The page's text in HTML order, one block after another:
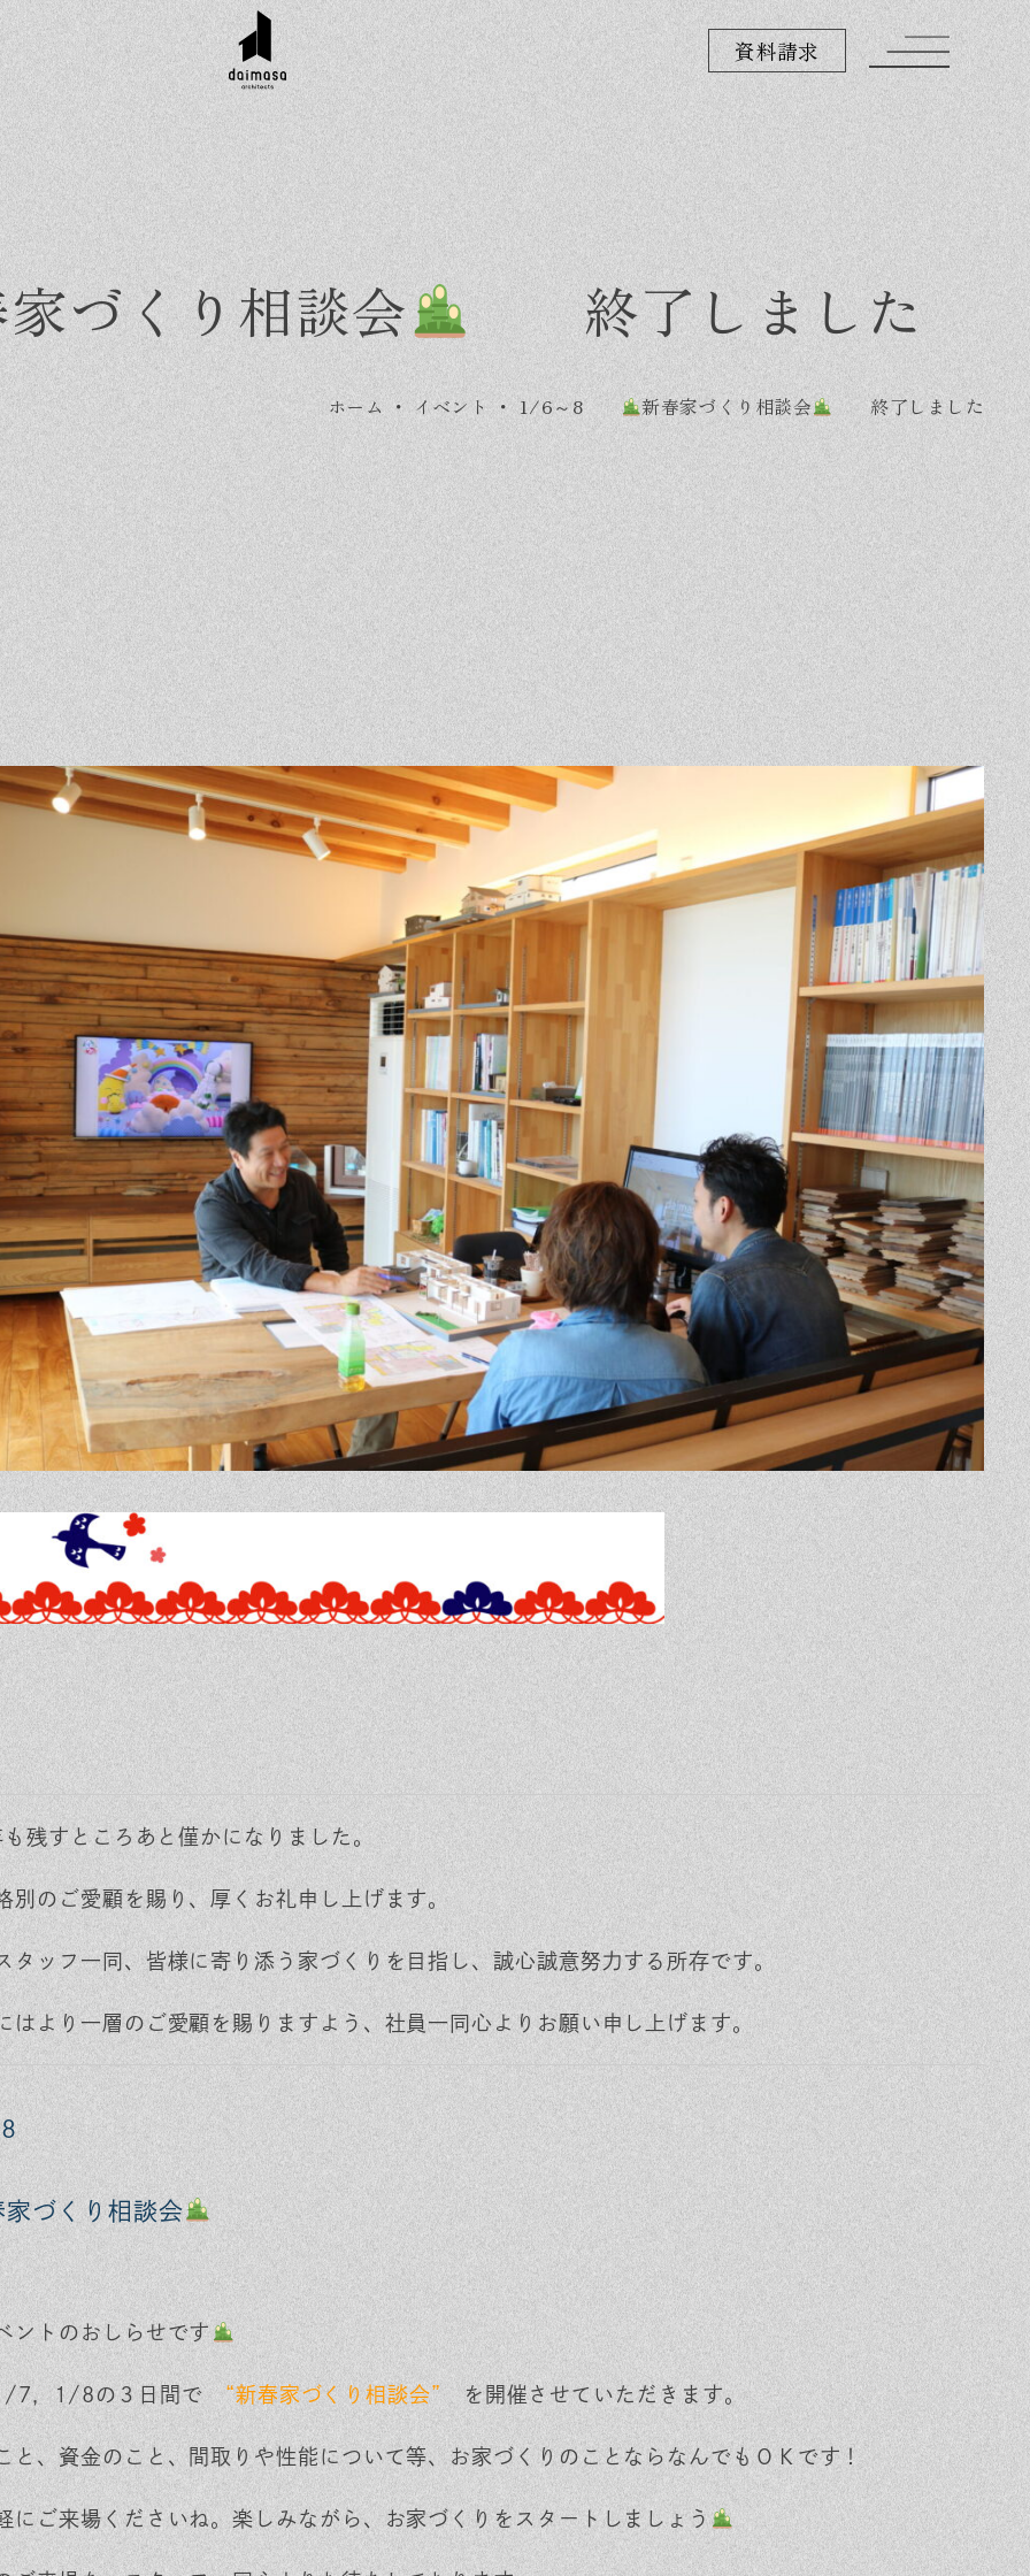
資料請求
づくり相談会 終了しました
ホーム・イベント・1/6～8 新春家づくり相談会 終了しました
残すところあと僅かになりました。
別のご愛顧を賜り、厚くお礼申し上げます。
タッフ一同、皆様に寄り添う家づくりを目指し、誠心誠意努力する所存です。
はより一層のご愛顧を賜りますよう、社員一同心よりお願い申し上げます。
家づくり相談会
ントのおしらせです
7，1/8の３日間で “新春家づくり相談会” を開催させていただきます。
と、資金のこと、間取りや性能について等、お家づくりのことならなんでもＯＫです！
にご来場くださいね。楽しみながら、お家づくりをスタートしましょう
customer
実績
イル集
ントを探す
に相談会
ある質問
様の声
辞典
Topics
お知らせ
イベント
Company
会社概要
スタッフ紹介
採用情報
Contact
資料請求
お問い合わせ
Contact